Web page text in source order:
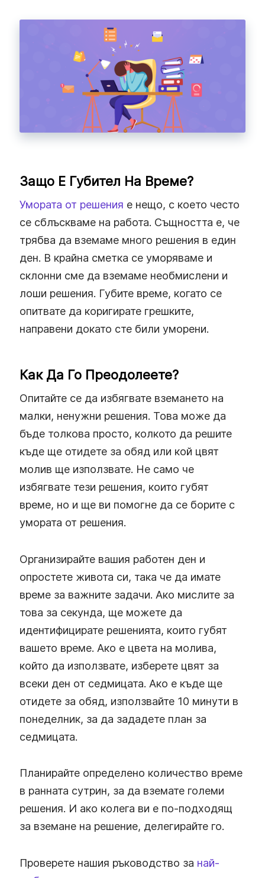
Защо Е Губител На Време?
Умората от решения е нещо, с което често
се сблъскваме на работа. Същността е, че
трябва да вземаме много решения в един
ден. В крайна сметка се уморяваме и
склонни сме да вземаме необмислени и
лоши решения. Губите време, когато се
опитвате да коригирате грешките,
направени докато сте били уморени.
Как Да Го Преодолеете?
Опитайте се да избягвате вземането на
малки, ненужни решения. Това може да
бъде толкова просто, колкото да решите
къде ще отидете за обяд или кой цвят
молив ще използвате. Не само че
избягвате тези решения, които губят
време, но и ще ви помогне да се борите с
умората от решения.
Организирайте вашия работен ден и
опростете живота си, така че да имате
време за важните задачи. Ако мислите за
това за секунда, ще можете да
идентифицирате решенията, които губят
вашето време. Ако е цвета на молива,
който да използвате, изберете цвят за
всеки ден от седмицата. Ако е къде ще
отидете за обяд, използвайте 10 минути в
понеделник, за да зададете план за
седмицата.
Планирайте определено количество време
в ранната сутрин, за да вземате големи
решения. И ако колега ви е по-подходящ
за вземане на решение, делегирайте го.
Проверете нашия ръководство за най-